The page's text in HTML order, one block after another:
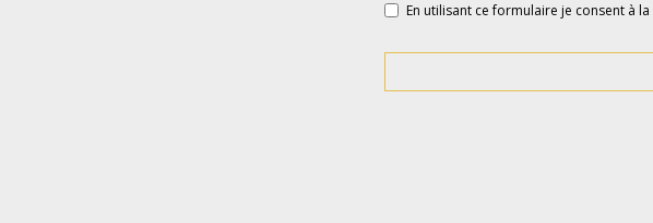
En utilisant ce formulaire je consent à la